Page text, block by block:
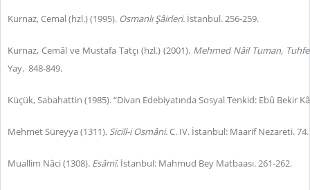
Kurnaz, Cemal (hzl.) (1995). Osmanlı Şâirleri. İstanbul. 256-259.
Kurnaz, Cemâl ve Mustafa Tatçı (hzl.) (2001). Mehmed Nâil Tuman,
Yay. 848-849.
Küçük, Sabahattin (1985). “Divan Edebiyatında Sosyal Tenkid: Ebû Bekir
Mehmet Süreyya (1311). Sicill-i Osmâni. C. IV. İstanbul: Maarif Nezareti. 74.
Muallim Nâci (1308). Esâmî. İstanbul: Mahmud Bey Matbaası. 261-262.